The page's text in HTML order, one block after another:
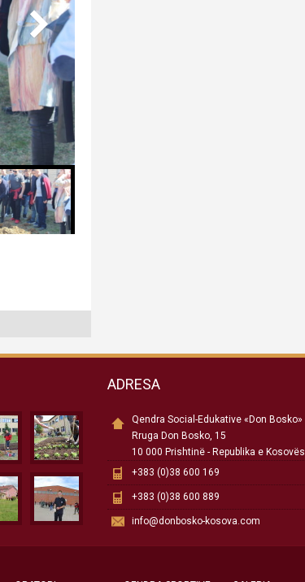
ADRESA
Qendra Social-Edukative «Don Bosko»
Rruga Don Bosko, 15
10 000 Prishtinë - Republika e Kosovës
+383 (0)38 600 169
+383 (0)38 600 889
info@donbosko-kosova.com